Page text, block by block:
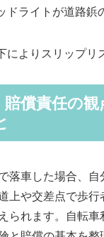
ドライトが道路鋲
によりスリップリ
賠償責任の
落車した場合、自
上や交差点で歩行
られます。自転車